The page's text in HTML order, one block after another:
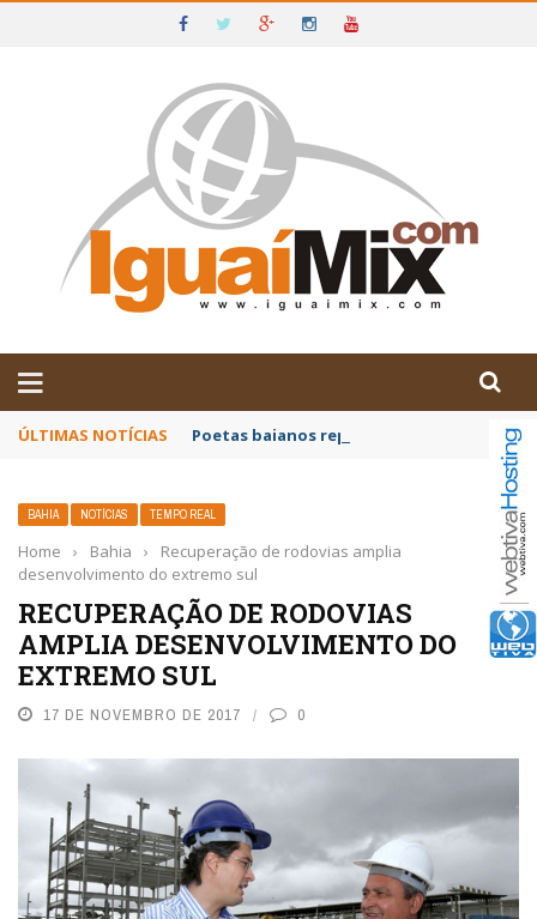
IGUAÍ E SUDOESTE DA BAHIA
ÚLTIMAS NOTÍCIAS Poetas baianos representam o Brasil no
BAHIA NOTÍCIAS TEMPO REAL
Home › Bahia ›
Recuperação de rodovias amplia
desenvolvimento do extremo sul
RECUPERAÇÃO DE RODOVIAS
AMPLIA DESENVOLVIMENTO DO
EXTREMO SUL
17 DE NOVEMBRO DE 2017 0